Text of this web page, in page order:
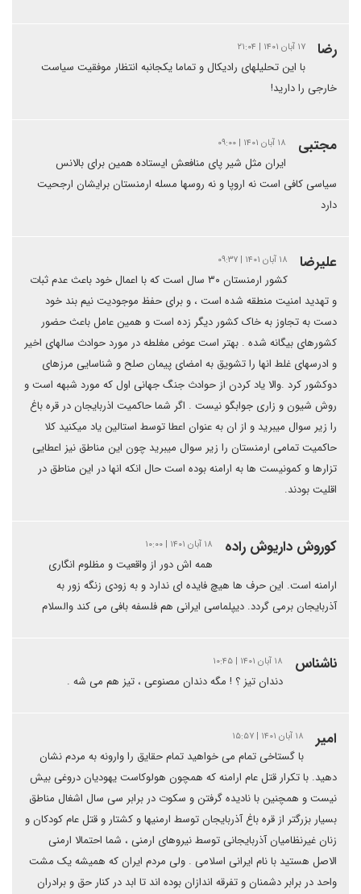
رضا ۱۷ آبان ۱۴۰۱ | ۲۱:۰۴
با این تحلیلهای رادیکال و تماما یکجانبه انتظار موفقیت سیاست
خارجی را دارید!
مجتبی ۱۸ آبان ۱۴۰۱ | ۰۹:۰۰
ایران مثل شیر پای منافعش ایستاده همین برای بالانس
سیاسی کافی است نه اروپا و نه روسها مسله ارمنستان برایشان ارجحیت
دارد
علیرضا ۱۸ آبان ۱۴۰۱ | ۰۹:۳۷
کشور ارمنستان ۳۰ سال است که با اعمال خود باعث عدم ثبات
و تهدید امنیت منطقه شده است ، و برای حفظ موجودیت نیم بند خود
دست به تجاوز به خاک کشور دیگر زده است و همین عامل باعث حضور
کشورهای بیگانه شده . بهتر است عوض مغلطه در مورد حوادث سالهای اخیر
و ادرسهای غلط انها را تشویق به امضای پیمان صلح و شناسایی مرزهای
دوکشور کرد .والا یاد کردن از حوادث جنگ جهانی اول که مورد شبهه است و
روش شیون و زاری جوابگو نیست . اگر شما حاکمیت اذربایجان در قره باغ
را زیر سوال میبرید و از ان به عنوان اعطا توسط استالین یاد میکنید کلا
حاکمیت تمامی ارمنستان را زیر سوال میبرید چون این مناطق نیز اعطایی
تزارها و کمونیست ها به ارامنه بوده است حال انکه انها در این مناطق در
اقلیت بودند.
کوروش داریوش راده ۱۸ آبان ۱۴۰۱ | ۱۰:۰۰
همه اش دور از واقعیت و مظلوم انگاری
ارامنه است. این حرف ها هیچ فایده ای ندارد و به زودی زنگه زور به
آذربایجان برمی گردد. دیپلماسی ایرانی هم فلسفه بافی می کند والسلام
ناشناس ۱۸ آبان ۱۴۰۱ | ۱۰:۴۵
دندان تیز ؟ ! مگه دندان مصنوعی ، تیز هم می شه .
امیر ۱۸ آبان ۱۴۰۱ | ۱۵:۵۷
با گستاخی تمام می خواهید تمام حقایق را وارونه به مردم نشان
دهید. با تکرار قتل عام ارامنه که همچون هولوکاست یهودیان دروغی بیش
نیست و همچنین با نادیده گرفتن و سکوت در برابر سی سال اشغال مناطق
بسیار بزرگتر از قره باغ آذربایجان توسط ارمنیها و کشتار و قتل عام کودکان و
زنان غیرنظامیان آذربایجانی توسط نیروهای ارمنی ، شما احتمالا ارمنی
الاصل هستید با نام ایرانی اسلامی . ولی مردم ایران که همیشه یک مشت
واحد در برابر دشمنان و تفرقه اندازان بوده اند تا ابد در کنار حق و برادران